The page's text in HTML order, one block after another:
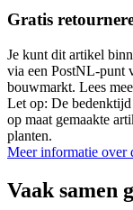
Gratis
Je kunt dit artikel
via een PostNL-punt
bouwmarkt. Lees
Let op: De
op maat gemaakte
planten.
Meer informatie over
Vaak samen